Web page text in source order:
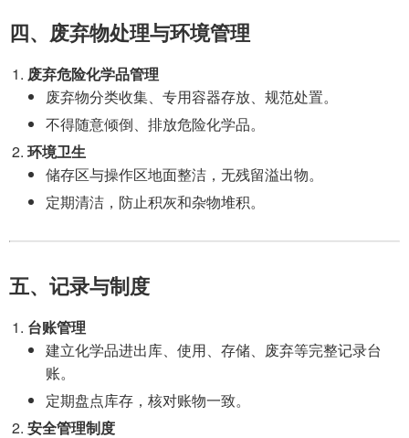
四、废弃物处理与环境管理
废弃危险化学品管理
废弃物分类收集、专用容器存放、规范处置。
不得随意倾倒、排放危险化学品。
环境卫生
储存区与操作区地面整洁，无残留溢出物。
定期清洁，防止积灰和杂物堆积。
五、记录与制度
台账管理
建立化学品进出库、使用、存储、废弃等完整记录台
账。
定期盘点库存，核对账物一致。
安全管理制度